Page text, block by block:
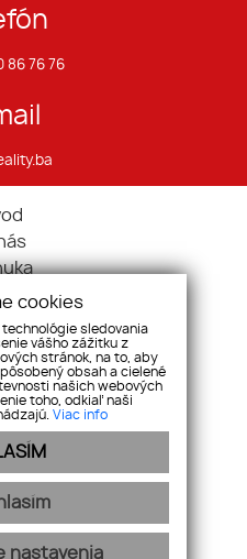
86 76 76
cookies
nám
údajov
cookies
sledovania
vášho zážitku z
stránok, na to, aby
obsah a cielené
našich webových
toho, odkiaľ naši
Viac info
nastavenia